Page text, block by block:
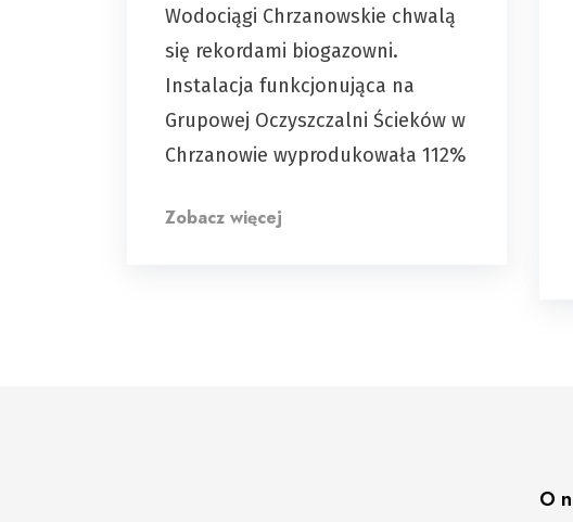
Wodociągi Chrzanowskie chwalą
się rekordami biogazowni.
Instalacja funkcjonująca na
Grupowej Oczyszczalni Ścieków w
Chrzanowie wyprodukowała 112%
Zobacz więcej
O